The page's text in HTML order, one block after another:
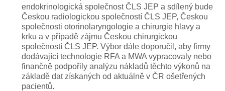
endokrinologická společnost ČLS JEP a sdílený bude
Českou radiologickou společností ČLS JEP, Českou
společnosti otorinolaryngologie a chirurgie hlavy a
krku a v případě zájmu Českou chirurgickou
společností ČLS JEP. Výbor dále doporučil, aby firmy
dodávající technologie RFA a MWA vypracovaly nebo
finančně podpořily analýzu nákladů těchto výkonů na
základě dat získaných od aktuálně v ČR ošetřených
pacientů.